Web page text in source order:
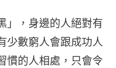
」，身邊的人絕對有
少數窮人會跟成功人
慣的人相處，只會令